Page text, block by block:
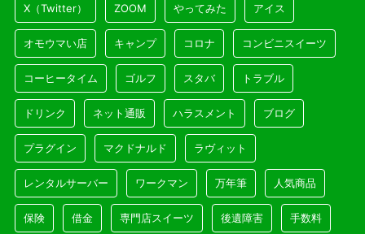
X（Twitter） ZOOM やってみた アイス
オモウマい店 キャンプ コロナ コンビニスイーツ
コーヒータイム ゴルフ スタバ トラブル
ドリンク ネット通販 ハラスメント ブログ
プラグイン マクドナルド ラヴィット
レンタルサーバー ワークマン 万年筆 人気商品
保険 借金 専門店スイーツ 後遺障害 手数料